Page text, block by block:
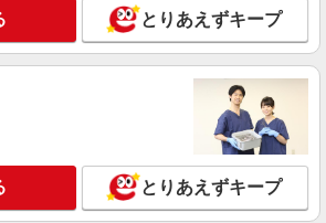
とりあえずキープ
とりあえずキープ